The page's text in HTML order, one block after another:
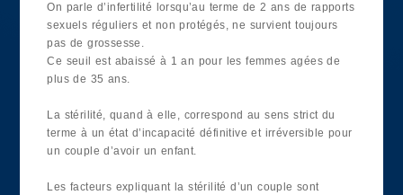
On parle d’infertilité lorsqu’au terme de 2 ans de rapports
sexuels réguliers et non protégés, ne survient toujours
pas de grossesse.
Ce seuil est abaissé à 1 an pour les femmes agées de
plus de 35 ans.
La stérilité, quand à elle, correspond au sens strict du
terme à un état d’incapacité définitive et irréversible pour
un couple d’avoir un enfant.
Les facteurs expliquant la stérilité d’un couple sont